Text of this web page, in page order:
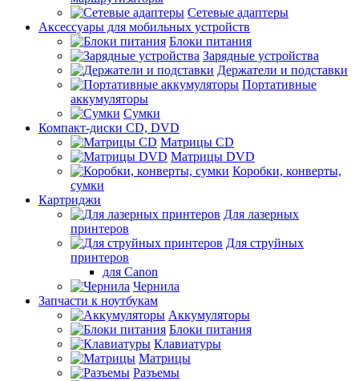
Сетевые адаптеры
Аксессуары для мобильных устройств
Блоки питания
Зарядные устройства
Держатели и подставки
Портативные
аккумуляторы
Сумки
Компакт-диски CD, DVD
Матрицы CD
Матрицы DVD
Коробки, конверты,
сумки
Картриджи
Для лазерных
принтеров
Для струйных
принтеров
для Canon
Чернила
Запчасти к ноутбукам
Аккумуляторы
Блоки питания
Клавиатуры
Матрицы
Разъемы